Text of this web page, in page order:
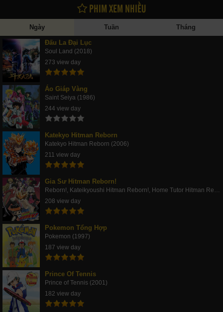
PHIM XEM NHIỀU
Ngày Tuần Tháng
Đấu La Đại Lục
Soul Land (2018)
273 view day
Áo Giáp Vàng
Saint Seiya (1986)
244 view day
Katekyo Hitman Reborn
Katekyo Hitman Reborn (2006)
211 view day
Gia Sư Hitman Reborn!
208 view day
Pokemon Tổng Hợp
Pokemon (1997)
187 view day
Prince Of Tennis
Prince of Tennis (2001)
182 view day